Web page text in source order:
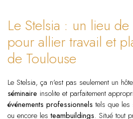
Le Stelsia : un lieu
pour allier travail et
de Toulouse
Le Stelsia, ça n'est pas seulement un
séminaire insolite et parfaitement
événements professionnels tels que les
ou encore lesteambuildings. Situé tout